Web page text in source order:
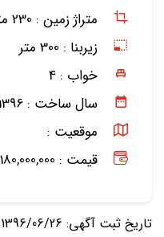
متراژ زمین : 230 متر
زیربنا : 300 متر
خواب : 4
سال ساخت :
موقعیت :
قیمت : 180,000,000 تومان /
تاریخ ثبت آگهی: 1396/06/26